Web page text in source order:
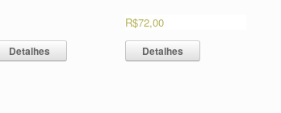
Detalhes
R$72,00
Detalhes